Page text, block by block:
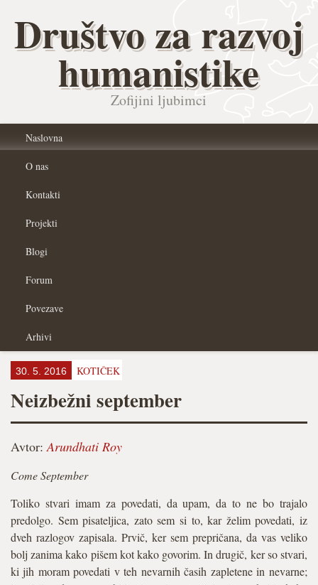
Društvo za razvoj
humanistike
Zofijini ljubimci
Naslovna
O nas
Kontakti
Projekti
Blogi
Forum
Povezave
Arhivi
30. 5. 2016 KOTIČEK
Neizbežni september
Avtor:Arundhati Roy
Come September
Toliko stvari imam za povedati, da upam, da to ne bo trajalo
predolgo. Sem pisateljica, zato sem si to, kar želim povedati, iz
dveh razlogov zapisala. Prvič, ker sem prepričana, da vas veliko
bolj zanima kako pišem kot kako govorim. In drugič, ker so stvari,
ki jih moram povedati v teh nevarnih časih zapletene in nevarne;